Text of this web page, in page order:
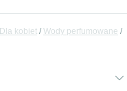
Dla kobiet
Wody perfumowane